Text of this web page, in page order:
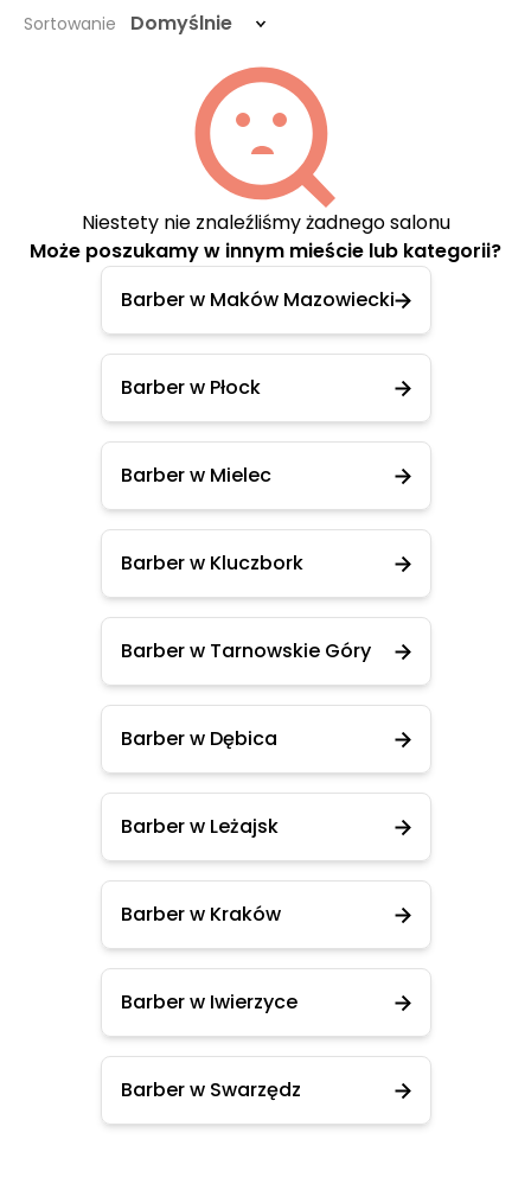
Sortowanie Domyślnie
Niestety nie znaleźliśmy żadnego salonu
Może poszukamy w innym mieście lub kategorii?
Barber w Maków Mazowiecki
Barber w Płock
Barber w Mielec
Barber w Kluczbork
Barber w Tarnowskie Góry
Barber w Dębica
Barber w Leżajsk
Barber w Kraków
Barber w Iwierzyce
Barber w Swarzędz